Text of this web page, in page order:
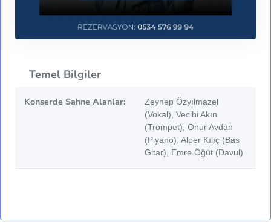
Temel Bilgiler
Konserde Sahne Alanlar:
Zeynep Özyılmazel
(Vokal), Vecihi Akın
(Trompet), Onur Avdan
(Piyano), Alper Kılıç (Bas
Gitar), Emre Öğüt (Davul)